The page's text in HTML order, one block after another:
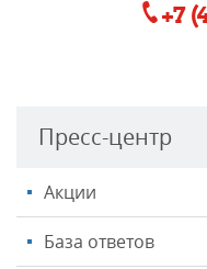
+7
Пресс-центр
Акции
База ответов